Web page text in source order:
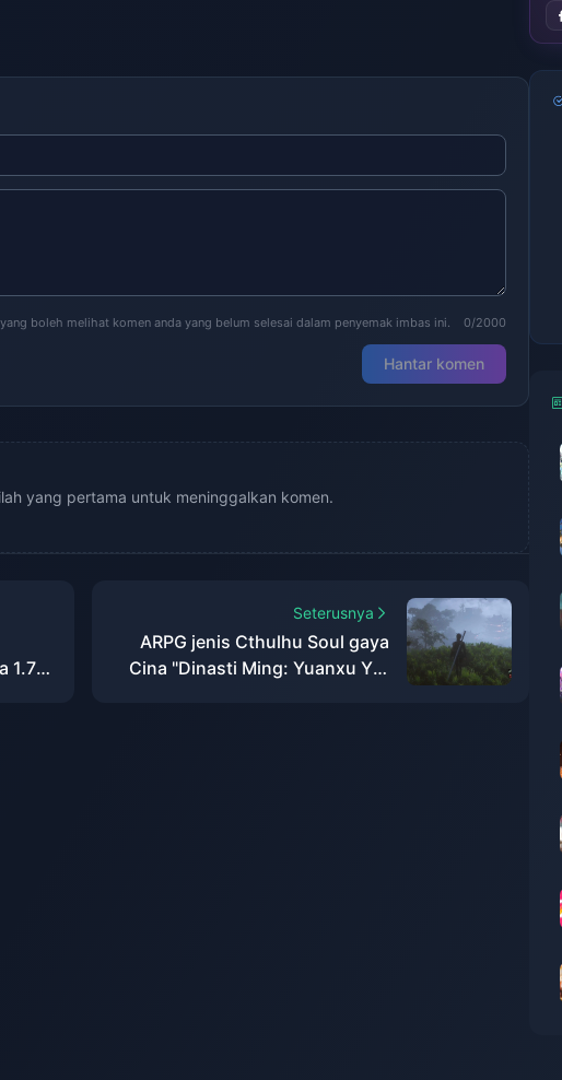
boleh melihat komen anda yang belum selesai dalam penyemak imbas ini. 0/2000
Hantar komen
yang pertama untuk meninggalkan komen.
1.7
Seterusnya
ARPG jenis Cthulhu Soul gaya
Cina "Dinasti Ming: Yuanxu Yu"